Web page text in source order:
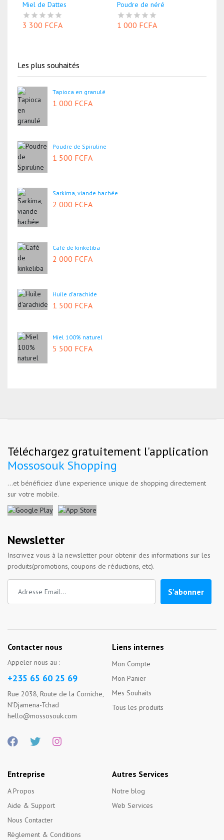
Miel de Dattes
3 300 FCFA
Poudre de néré
1 000 FCFA
Les plus souhaités
Tapioca en granulé
1 000 FCFA
Poudre de Spiruline
1 500 FCFA
Sarkima, viande hachée
2 000 FCFA
Café de kinkeliba
2 000 FCFA
Huile d'arachide
1 500 FCFA
Miel 100% naturel
5 500 FCFA
Téléchargez gratuitement l'application
Mossosouk Shopping
...et bénéficiez d'une experience unique de shopping directement
sur votre mobile.
Newsletter
Inscrivez vous à la newsletter pour obtenir des informations sur les
produits(promotions, coupons de réductions, etc).
S'abonner
Contacter nous
Appeler nous au :
+235 65 60 25 69
Rue 2038, Route de la Corniche,
N'Djamena-Tchad
hello@mossosouk.com
Liens internes
Mon Compte
Mon Panier
Mes Souhaits
Tous les produits
Entreprise
A Propos
Aide & Support
Nous Contacter
Règlement & Conditions
Autres Services
Notre blog
Web Services